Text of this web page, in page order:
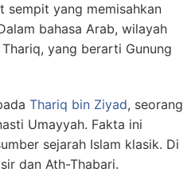
sempit yang memisahkan
bahasa Arab, wilayah
yang berarti Gunung
Thariq bin Ziyad, seorang
Umayyah. Fakta ini
sejarah Islam klasik. Di
dan Ath-Thabari.